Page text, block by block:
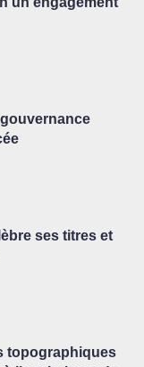
ses titres et
topographiques